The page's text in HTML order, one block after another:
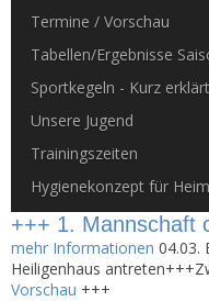
Termine / Vorschau
Tabellen/Ergebnisse
Sportkegeln - Kurz erklärt
Unsere Jugend
Trainingszeiten
Hygienekonzept für
+++ 1. Mannschaft
mehr Informationen 04.03.
Heiligenhaus
Vorschau +++